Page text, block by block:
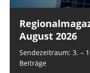
August 2026
Sendezeitraum: 3. –
Beiträge